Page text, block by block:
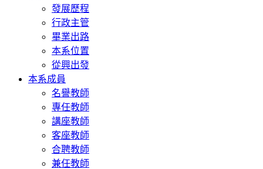
發展歷程
行政主管
畢業出路
本系位置
從興出發
本系成員
名譽教師
專任教師
講座教師
客座教師
合聘教師
兼任教師